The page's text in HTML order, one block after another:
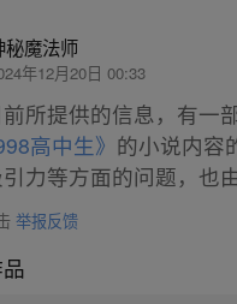
秘魔法师
年12月20日 00:33
所提供的信息，有一
高中生》 的小说内容
力等方面的问题，也
举报反馈